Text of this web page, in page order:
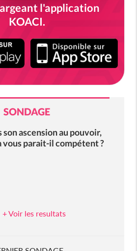
l'application
KOACI.
SONDAGE
son ascension au pouvoir,
vous parait-il compétent ?
+ Voir les resultats